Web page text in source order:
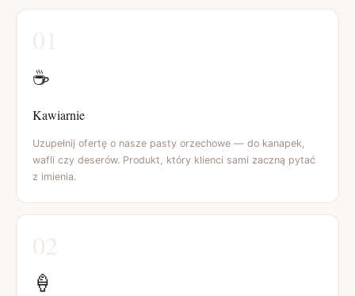
☕
Kawiarnie
Uzupełnij ofertę o nasze pasty orzechowe — do kanapek,
wafli czy deserów. Produkt, który klienci sami zaczną pytać
z imienia.
🍦